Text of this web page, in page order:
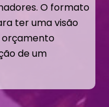
O formato
ter uma visão
orçamento
de um